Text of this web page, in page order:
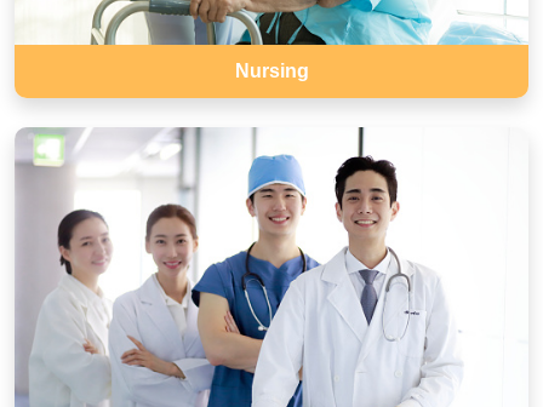
Nursing